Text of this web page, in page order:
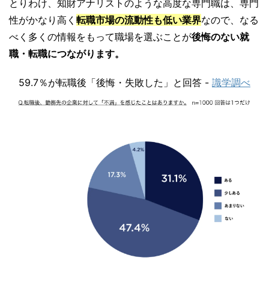
とりわけ、知財アナリストのような高度な専門職は、専門
性がかなり高く 転職市場の流動性も低い業界なので、なる
べく多くの情報をもって職場を選ぶことが後悔のない就
職・転職につながります。
59.7％が転職後「後悔・失敗した」と回答 - 識学調べ